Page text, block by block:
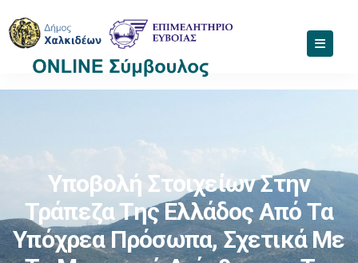
Υποβολή Στοιχείων Στην
Τράπεζα Της Ελλάδος Από Τα
Υπόχρεα Πρόσωπα, Σχετικά Με